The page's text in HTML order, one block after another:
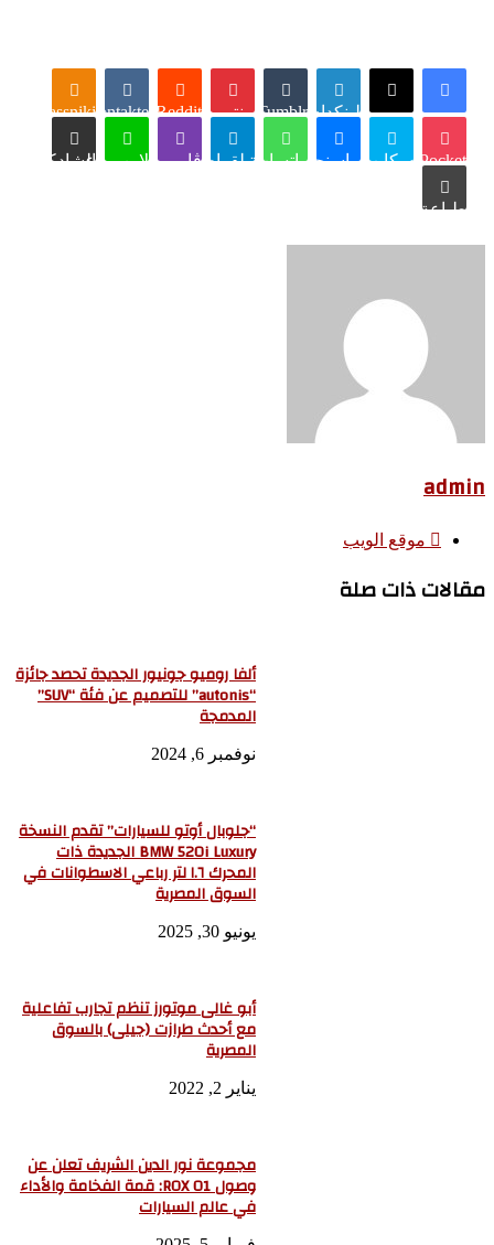
لينكدإن Tumblr بينتيريستReddit
VKontakte
Pocket سكايب ماسنجرواتسابتيلقرام ڤايبر لاين مشاركة عبر البريد
طباعة
admin
موقع الويب
مقالات ذات صلة
ألفا روميو جونيور الجديدة تحصد جائزة
“autonis” للتصميم عن فئة “SUV”
المدمجة
نوفمبر 6, 2024
“جلوبال أوتو للسيارات” تقدم النسخة
BMW 520i Luxury الجديدة ذات
المحرك ١.٦ لتر رباعي الاسطوانات في
السوق المصرية
يونيو 30, 2025
أبو غالى موتورز تنظم تجارب تفاعلية
مع أحدث طرازت (جيلى) بالسوق
المصرية
يناير 2, 2022
مجموعة نور الدين الشريف تعلن عن
وصول ROX 01: قمة الفخامة والأداء
في عالم السيارات